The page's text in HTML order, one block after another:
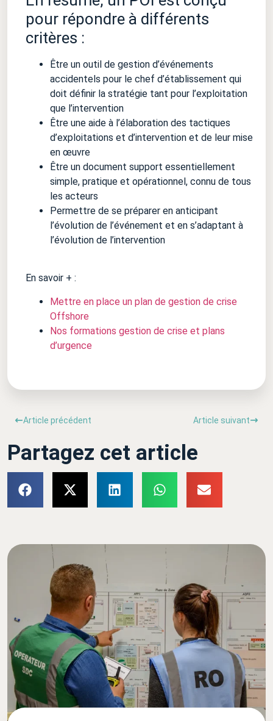
pour répondre à différents
critères :
Être un outil de gestion d’événements
accidentels pour le chef d’établissement qui
doit définir la stratégie tant pour l’exploitation
que l’intervention
Être une aide à l’élaboration des tactiques
d’exploitations et d’intervention et de leur mise
en œuvre
Être un document support essentiellement
simple, pratique et opérationnel, connu de tous
les acteurs
Permettre de se préparer en anticipant
l’évolution de l’événement et en s’adaptant à
l’évolution de l’intervention
En savoir + :
Mettre en place un plan de gestion de crise
Offshore
Nos formations gestion de crise et plans
d’urgence
Article précédent Article suivant
Partagez cet article